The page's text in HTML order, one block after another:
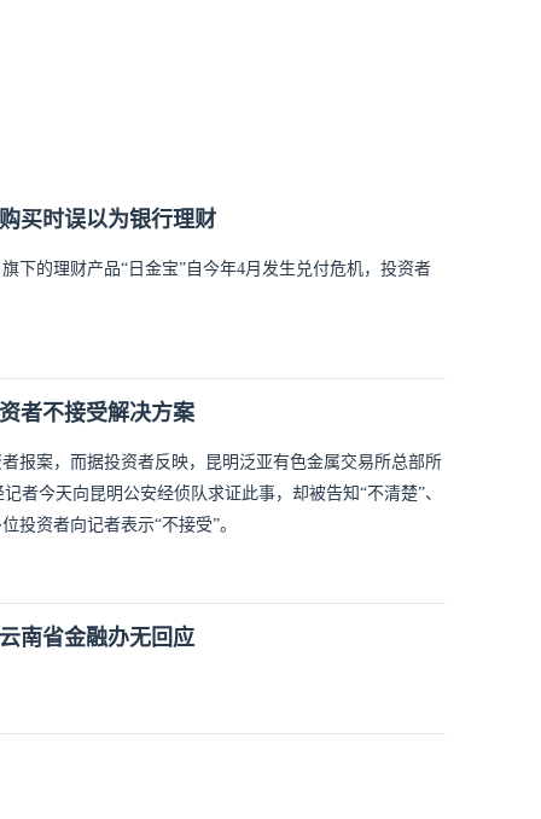
买时误以为银行理财
下的理财产品“日金宝”自今年4月发生兑付危机，投资者
者不接受解决方案
报案，而据投资者反映，昆明泛亚有色金属交易所总部所
者今天向昆明公安经侦队求证此事，却被告知“不清楚”、
投资者向记者表示“不接受”。
南省金融办无回应